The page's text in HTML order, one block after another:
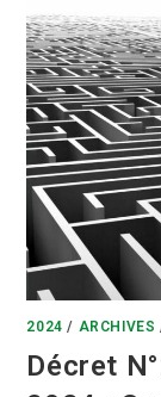
2024 / ARCHIVES
Décret